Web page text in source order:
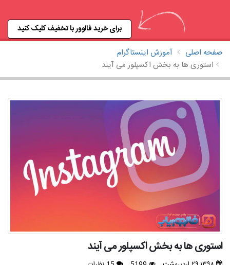
برای خرید فالوور با تخفیف کلیک کنید
صفحه اصلی
آموزش اینستاگرام
استوری ها به بخش اکسپلور می آیند
استوری ها به بخش اکسپلور می آیند